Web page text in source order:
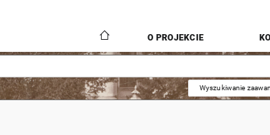
O PROJEKCIE
Wyszukiwanie